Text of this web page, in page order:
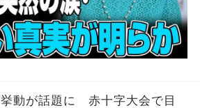
動が話題に 赤十字大会で目